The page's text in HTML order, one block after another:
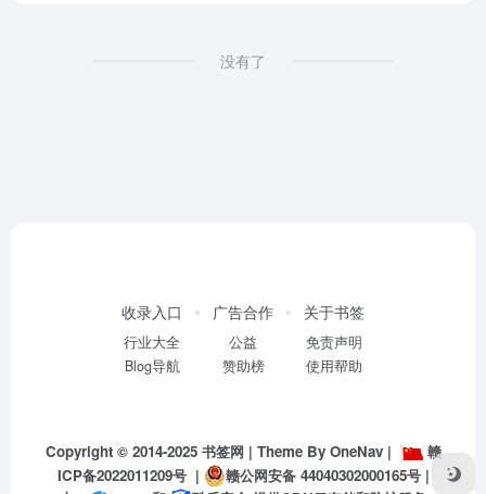
没有了
收录入口
行业大全
Blog导航
广告合作
公益
赞助榜
关于书签
免责声明
使用帮助
Copyright © 2014-2025 书签网 | Theme By OneNav|
赣
ICP备2022011209号| 赣公网安备 44040302000165号|